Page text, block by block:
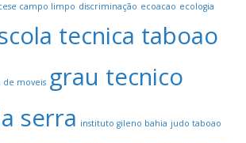
campo limpo discriminação ecoacao ecologia
tecnica taboao
de moveis grau tecnico
serra instituto gileno bahia judo taboao